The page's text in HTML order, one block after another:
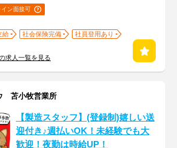
イン面接可
給 社会保険完備
社員登用あり
求人一覧を見る
苫小牧営業所
【製造スタッフ】(登録制)嬉しい送
迎付き♪週払いOK！未経験でも大
歓迎！夜勤は時給UP！